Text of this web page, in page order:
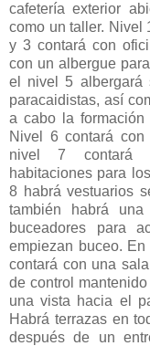
cafetería exterior
como un taller. Nivel
y 3 contará con
con un albergue
el nivel 5 albergará
paracaidistas, así
a cabo la formación
Nivel 6 contará con
nivel 7 contará
habitaciones para
8 habrá vestuarios
también habrá
buceadores para
empiezan buceo.
contará con una
de control
una vista hacia el
Habrá terrazas en
después de un